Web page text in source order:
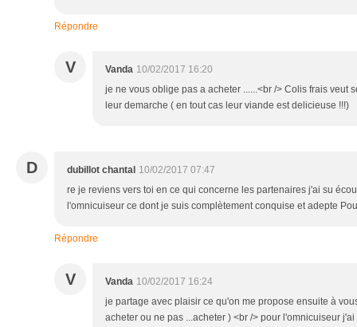
Répondre
V Vanda 10/02/2017 16:20
je ne vous oblige pas a acheter ......<br /> Colis frais veut
leur demarche ( en tout cas leur viande est delicieuse !!!)
D dubillot chantal 10/02/2017 07:47
re je reviens vers toi en ce qui concerne les partenaires j'ai su
l'omnicuiseur ce dont je suis complètement conquise et adepte
Répondre
V Vanda 10/02/2017 16:24
je partage avec plaisir ce qu'on me propose ensuite à
acheter ou ne pas ...acheter ) <br /> pour l'omnicuiseur